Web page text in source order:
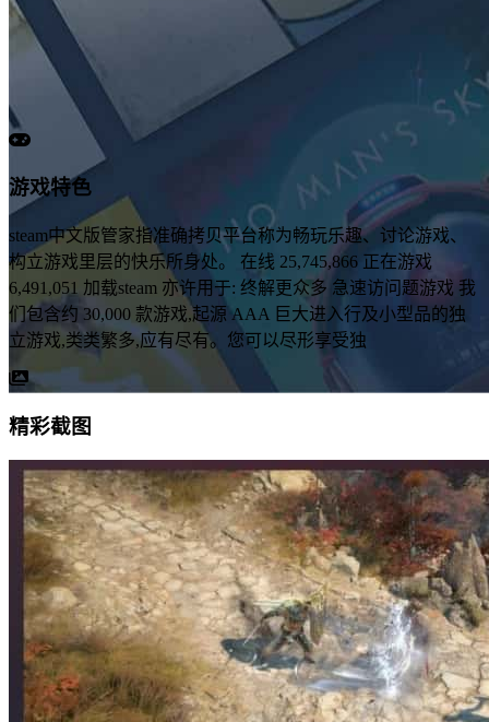
#steam #冒险
免费下载
🔐 游戏详情
游戏特色
steam中文版管家指准确拷贝平台称为畅玩乐趣、讨论游戏、
构立游戏里层的快乐所身处。 在线 25,745,866 正在游戏
6,491,051 加载steam 亦许用于: 终解更众多 急速访问题游戏 我
们包含约 30,000 款游戏,起源 AAA 巨大进入行及小型品的独
立游戏,类类繁多,应有尽有。您可以尽形享受独
精彩截图